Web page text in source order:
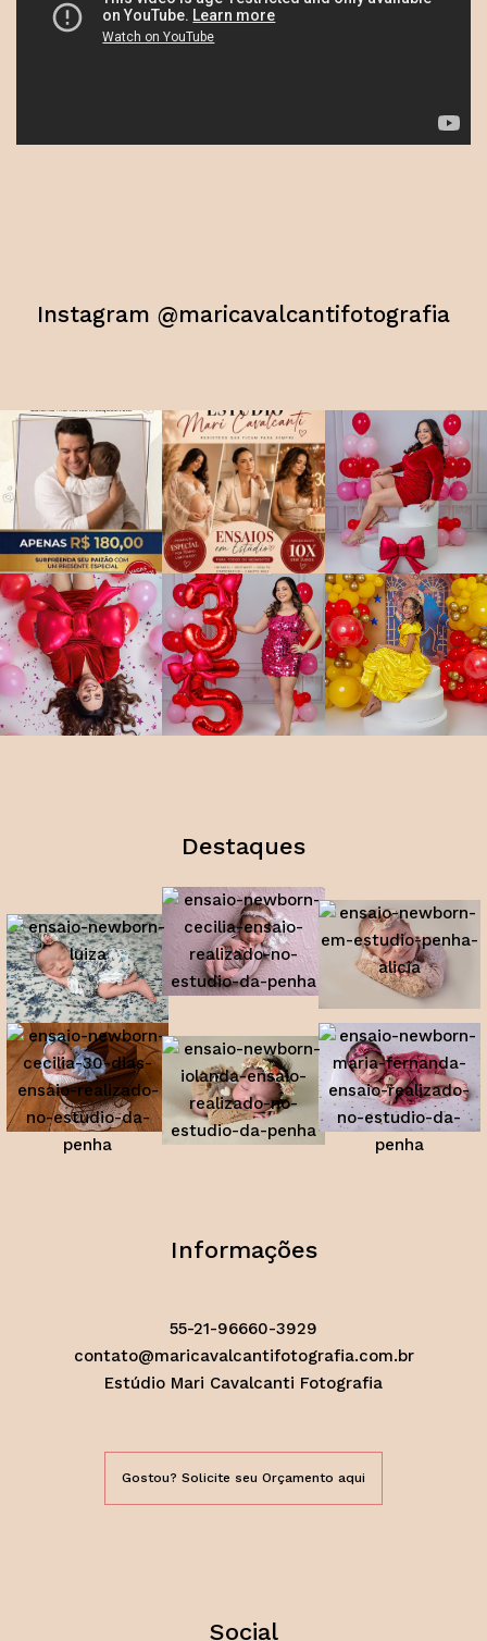
Instagram @maricavalcantifotografia
Destaques
Informações
55-21-96660-3929
contato@maricavalcantifotografia.com.br
Estúdio Mari Cavalcanti Fotografia
Gostou? Solicite seu Orçamento aqui
Social